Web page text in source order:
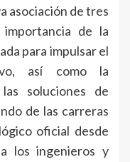
asociación de tres
de la
para impulsar el
así como la
soluciones de
de las carreras
oficial desde
los ingenieros y